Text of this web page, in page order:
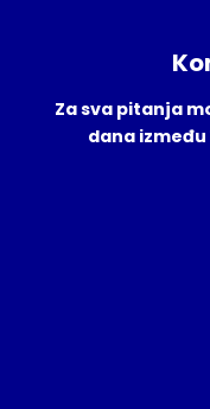
Za sva pitanja
dana između